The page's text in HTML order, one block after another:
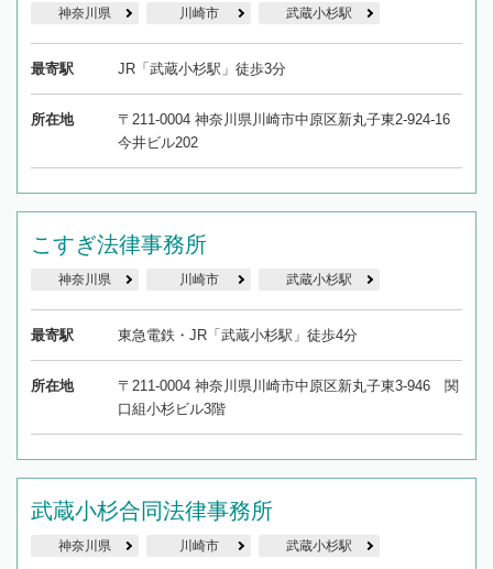
神奈川県 川崎市 武蔵小杉駅
最寄駅 JR「武蔵小杉駅」徒歩3分
所在地
〒211-0004 神奈川県川崎市中原区新丸子東2-924-16
今井ビル202
こすぎ法律事務所
神奈川県 川崎市 武蔵小杉駅
最寄駅 東急電鉄・JR「武蔵小杉駅」徒歩4分
所在地
〒211-0004 神奈川県川崎市中原区新丸子東3-946 関
口組小杉ビル3階
武蔵小杉合同法律事務所
神奈川県 川崎市 武蔵小杉駅